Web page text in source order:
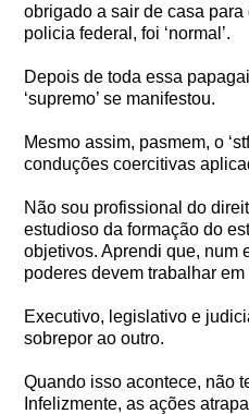
obrigado a sair de casa
policia federal, foi ‘normal’.
Depois de toda essa
‘supremo’ se manifestou.
Mesmo assim, pasmem, o
conduções coercitivas
Não sou profissional do
estudioso da formação do
objetivos. Aprendi que, num
poderes devem trabalhar em
Executivo, legislativo e
sobrepor ao outro.
Quando isso acontece, não
Infelizmente, as ações